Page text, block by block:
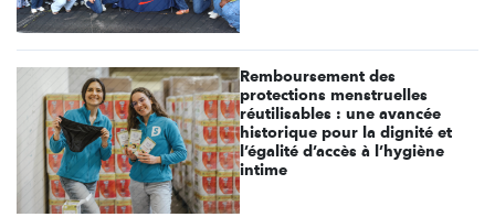
Remboursement des
protections menstruelles
réutilisables : une avancée
historique pour la dignité et
l’égalité d’accès à l’hygiène
intime